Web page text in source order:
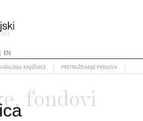
EN
KNJIŽNICE PRETRAŽIVANJE PRINOVA
fondovi